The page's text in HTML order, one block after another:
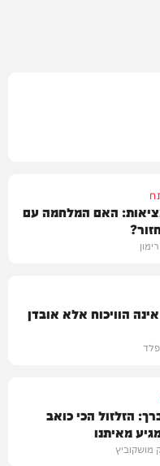
האם המלחמה עם
הוויכוח אלא אובדן
פלד
הזלזול הכי כואב
מאיתנו
מושקוביץ